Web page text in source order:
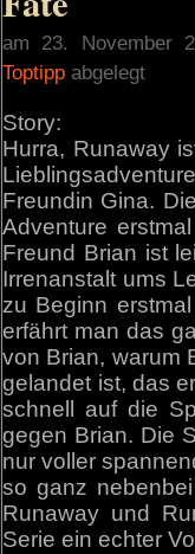
am 23. November
Toptipp abgelegt
Story:
Hurra, Runaway
Freundin Gina.
Adventure
Freund Brian ist
Irrenanstalt ums
zu Beginn
erfährt man das
von Brian, warum
gelandet ist, das
schnell auf die
gegen Brian. Die
nur voller
so ganz
Runaway und
Serie ein echter